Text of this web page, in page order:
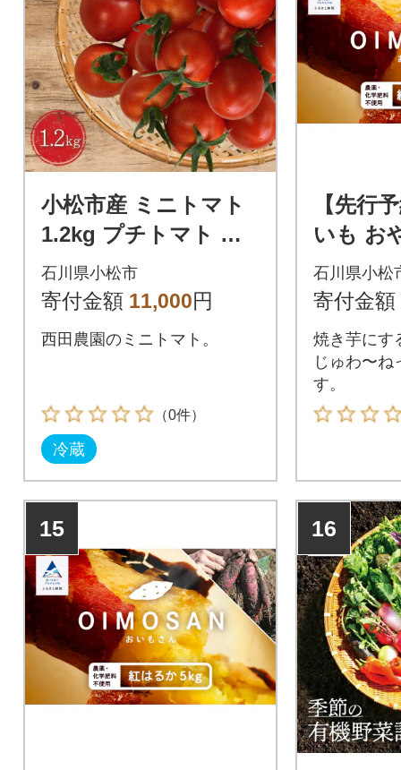
小松市産 ミニトマト
1.2kg プチトマト 西
田農園のトマト
石川県小松市
寄付金額 11,000円
西田農園のミニトマト。
（0件）
冷蔵
【先行
いも お
とり甘
ん(紅は
石川県小松
寄付金額
焼き芋にす
じゅわ〜ね
す。
15 16